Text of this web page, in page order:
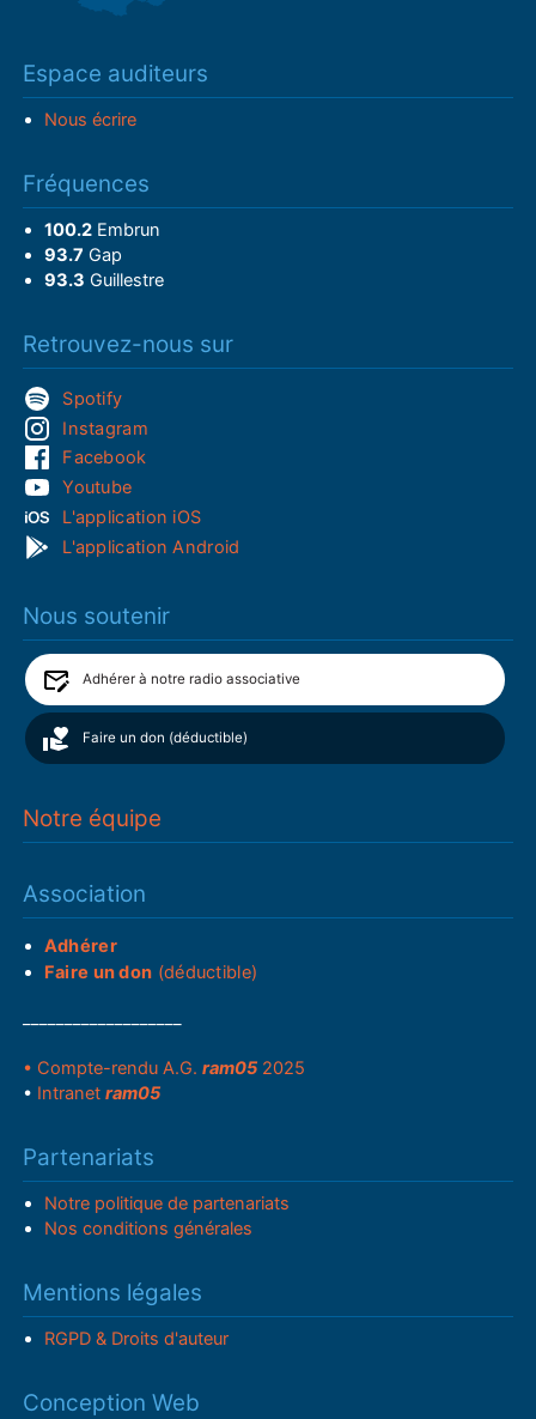
Espace auditeurs
Nous écrire
Fréquences
100.2Embrun
93.7 Gap
93.3 Guillestre
Retrouvez-nous sur
Spotify
Instagram
Facebook
Youtube
L'application iOS
L'application Android
Nous soutenir
Adhérer à notre radio associative
Faire un don (déductible)
Notre équipe
Association
Adhérer
Faire un don (déductible)
• Compte-rendu A.G.ram05 2025
• Intranetram05
Partenariats
Notre politique de partenariats
Nos conditions générales
Mentions légales
RGPD & Droits d'auteur
Conception Web